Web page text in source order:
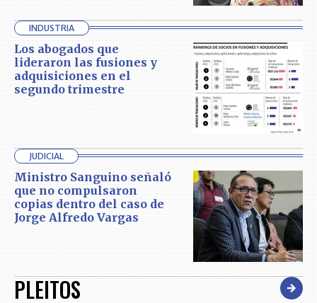
INDUSTRIA
Los abogados que
lideraron las fusiones y
adquisiciones en el
segundo trimestre
JUDICIAL
Ministro Sanguino señaló
que no compulsaron
copias dentro del caso de
Jorge Alfredo Vargas
PLEITOS